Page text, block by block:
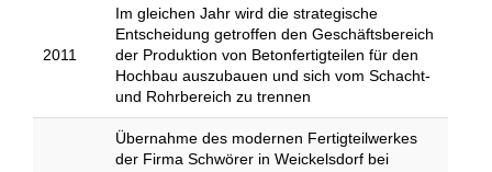
2011
Im gleichen Jahr wird die strategische
Entscheidung getroffen den Geschäftsbereich
der Produktion von Betonfertigteilen für den
Hochbau auszubauen und sich vom Schacht-
und Rohrbereich zu trennen
Übernahme des modernen Fertigteilwerkes
der Firma Schwörer in Weickelsdorf bei